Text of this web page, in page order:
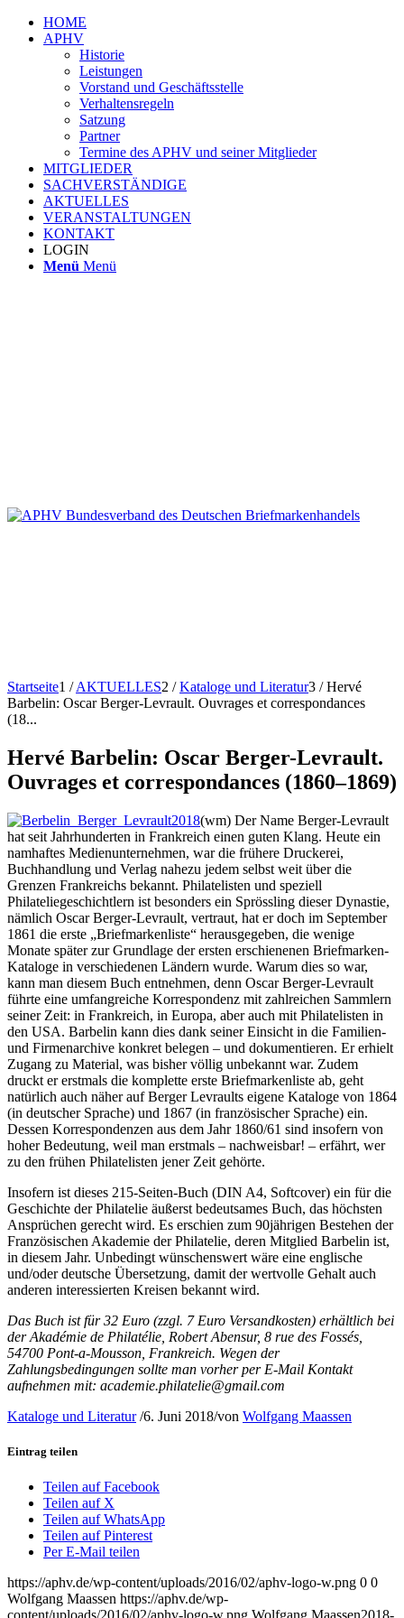
HOME
APHV
Historie
Leistungen
Vorstand und Geschäftsstelle
Verhaltensregeln
Satzung
Partner
Termine des APHV und seiner Mitglieder
MITGLIEDER
SACHVERSTÄNDIGE
AKTUELLES
VERANSTALTUNGEN
KONTAKT
LOGIN
Menü Menü
Startseite1 / AKTUELLES2 / Kataloge und Literatur3 / Hervé
Barbelin: Oscar Berger-Levrault. Ouvrages et correspondances
(18...
Hervé Barbelin: Oscar Berger-Levrault.
Ouvrages et correspondances (1860–1869)
(wm) Der Name Berger-Levrault
hat seit Jahrhunderten in Frankreich einen guten Klang. Heute ein
namhaftes Medienunternehmen, war die frühere Druckerei,
Buchhandlung und Verlag nahezu jedem selbst weit über die
Grenzen Frankreichs bekannt. Philatelisten und speziell
Philateliegeschichtlern ist besonders ein Sprössling dieser Dynastie,
nämlich Oscar Berger-Levrault, vertraut, hat er doch im September
1861 die erste „Briefmarkenliste“ herausgegeben, die wenige
Monate später zur Grundlage der ersten erschienenen Briefmarken-
Kataloge in verschiedenen Ländern wurde. Warum dies so war,
kann man diesem Buch entnehmen, denn Oscar Berger-Levrault
führte eine umfangreiche Korrespondenz mit zahlreichen Sammlern
seiner Zeit: in Frankreich, in Europa, aber auch mit Philatelisten in
den USA. Barbelin kann dies dank seiner Einsicht in die Familien-
und Firmenarchive konkret belegen – und dokumentieren. Er erhielt
Zugang zu Material, was bisher völlig unbekannt war. Zudem
druckt er erstmals die komplette erste Briefmarkenliste ab, geht
natürlich auch näher auf Berger Levraults eigene Kataloge von 1864
(in deutscher Sprache) und 1867 (in französischer Sprache) ein.
Dessen Korrespondenzen aus dem Jahr 1860/61 sind insofern von
hoher Bedeutung, weil man erstmals – nachweisbar! – erfährt, wer
zu den frühen Philatelisten jener Zeit gehörte.
Insofern ist dieses 215-Seiten-Buch (DIN A4, Softcover) ein für die
Geschichte der Philatelie äußerst bedeutsames Buch, das höchsten
Ansprüchen gerecht wird. Es erschien zum 90jährigen Bestehen der
Französischen Akademie der Philatelie, deren Mitglied Barbelin ist,
in diesem Jahr. Unbedingt wünschenswert wäre eine englische
und/oder deutsche Übersetzung, damit der wertvolle Gehalt auch
anderen interessierten Kreisen bekannt wird.
Das Buch ist für 32 Euro (zzgl. 7 Euro Versandkosten) erhältlich bei
der Akadémie de Philatélie, Robert Abensur, 8 rue des Fossés,
54700 Pont-a-Mousson, Frankreich. Wegen der
Zahlungsbedingungen sollte man vorher per E-Mail Kontakt
aufnehmen mit: academie.philatelie@gmail.com
Kataloge und Literatur /6. Juni 2018/von Wolfgang Maassen
Eintrag teilen
Teilen auf Facebook
Teilen auf X
Teilen auf WhatsApp
Teilen auf Pinterest
Per E-Mail teilen
https://aphv.de/wp-content/uploads/2016/02/aphv-logo-w.png 0 0
Wolfgang Maassen https://aphv.de/wp-